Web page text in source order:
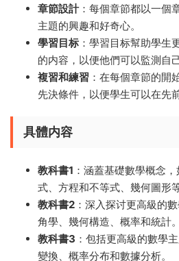
章節設計：每個章節都以一個
主題的興趣和好奇心。
學習目标 ：學習目标幫助學生
的内容，以便他們可以監測自
複習和練習 ：在每個章節的開
先決條件，以便學生可以在先
具體内容
教科書1 ：涵蓋基礎數學概念
式、方程和不等式、幾何圖形等
教科書2 ：深入探讨更高級的
角學、幾何構造、概率和統計。
教科書3 ：包括更高級的數學
變換、概率分布和數據分析。